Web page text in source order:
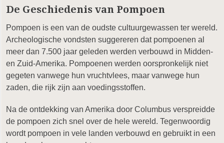
De Geschiedenis van Pompoen
Pompoen is een van de oudste cultuurgewassen ter wereld.
Archeologische vondsten suggereren dat pompoenen al
meer dan 7.500 jaar geleden werden verbouwd in Midden-
en Zuid-Amerika. Pompoenen werden oorspronkelijk niet
gegeten vanwege hun vruchtvlees, maar vanwege hun
zaden, die rijk zijn aan voedingsstoffen.
Na de ontdekking van Amerika door Columbus verspreidde
de pompoen zich snel over de hele wereld. Tegenwoordig
wordt pompoen in vele landen verbouwd en gebruikt in een